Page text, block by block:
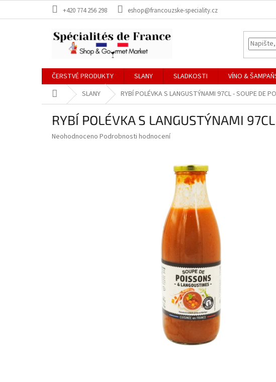
+420 774 256 298 eshop@francouzske-speciality.cz
ČERSTVÉ PRODUKTY SLANY SLADKOSTI VÍNO &
Domů SLANY RYBÍ POLÉVKA S LANGUSTÝNAMI 97CL - SOUPE DE
RYBÍ POLÉVKA S LANGUSTÝNAMI
Průměrné
Neohodnoceno Podrobnosti hodnocení